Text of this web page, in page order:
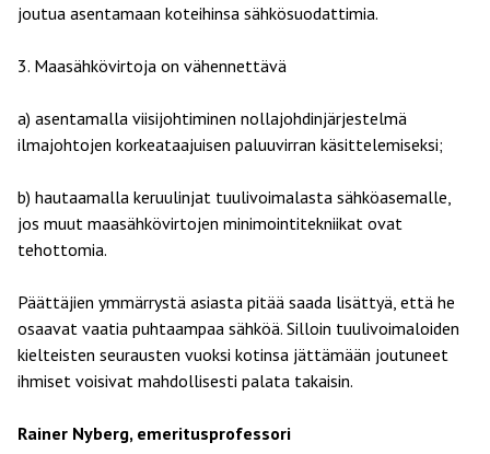
joutua asentamaan koteihinsa sähkösuodattimia.
3. Maasähkövirtoja on vähennettävä
a) asentamalla viisijohtiminen nollajohdinjärjestelmä
ilmajohtojen korkeataajuisen paluuvirran käsittelemiseksi;
b) hautaamalla keruulinjat tuulivoimalasta sähköasemalle,
jos muut maasähkövirtojen minimointitekniikat ovat
tehottomia.
Päättäjien ymmärrystä asiasta pitää saada lisättyä, että he
osaavat vaatia puhtaampaa sähköä. Silloin tuulivoimaloiden
kielteisten seurausten vuoksi kotinsa jättämään joutuneet
ihmiset voisivat mahdollisesti palata takaisin.
Rainer Nyberg, emeritusprofessori